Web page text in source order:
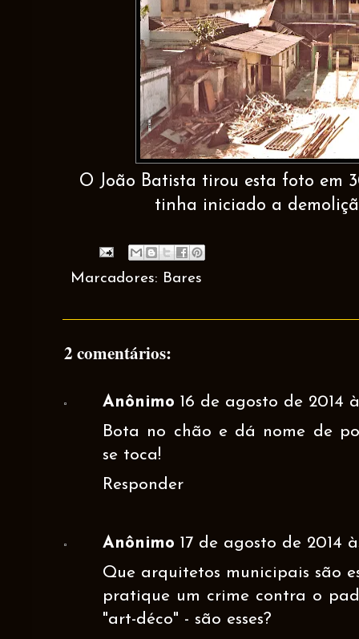
O João Batista tirou esta foto em
tinha iniciado a
Marcadores: Bares
2 comentários:
Anônimo 16 de agosto de 2014
Bota no chão e dá nome de
se toca!
Responder
Anônimo 17 de agosto de 2014
Que arquitetos municipais são
pratique um crime contra o
"art-déco" - são esses?